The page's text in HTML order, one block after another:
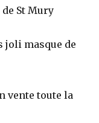
St Mury
joli masque de
vente toute la